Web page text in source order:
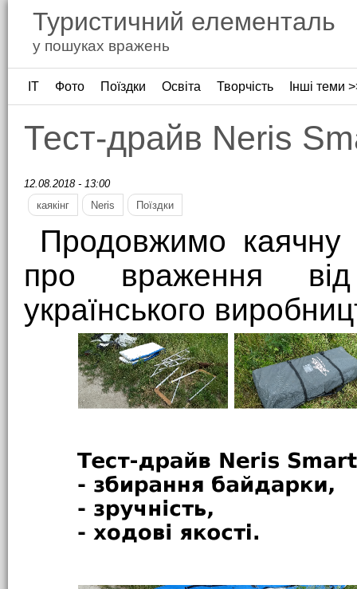
Туристичний елементаль
у пошуках вражень
ІТ Фото Поїздки Освіта Творчість Інші теми
Тест-драйв Neris
12.08.2018 - 13:00
каякінг
Neris Поїздки
Продовжимо каячну
про враження
українського